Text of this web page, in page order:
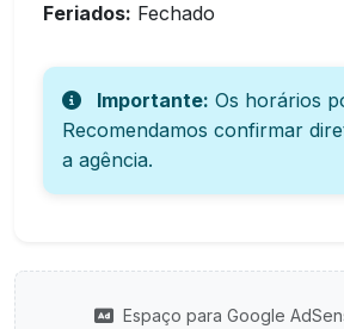
Feriados: Fechado
Importante: Os horários
Recomendamos confirmar
a agência.
Espaço para Google